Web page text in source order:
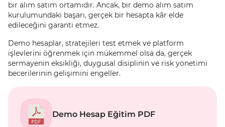
bir alım satım ortamıdır. Ancak, bir demo alım satım
kurulumundaki başarı, gerçek bir hesapta kâr elde
edileceğini garanti etmez.
Demo hesaplar, stratejileri test etmek ve platform
işlevlerini öğrenmek için mükemmel olsa da, gerçek
sermayenin eksikliği, duygusal disiplinin ve risk yönetimi
becerilerinin gelişimini engeller.
Demo Hesap Eğitim PDF